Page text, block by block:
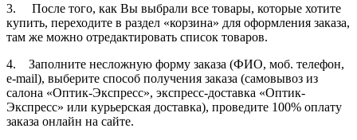
3. После того, как Вы выбрали все товары, которые хотите
купить, переходите в раздел «корзина» для оформления заказа,
там же можно отредактировать список товаров.
4. Заполните несложную форму заказа (ФИО, моб. телефон,
e-mail), выберите способ получения заказа (самовывоз из
салона «Оптик-Экспресс», экспресс-доставка «Оптик-
Экспресс» или курьерская доставка), проведите 100% оплату
заказа онлайн на сайте.